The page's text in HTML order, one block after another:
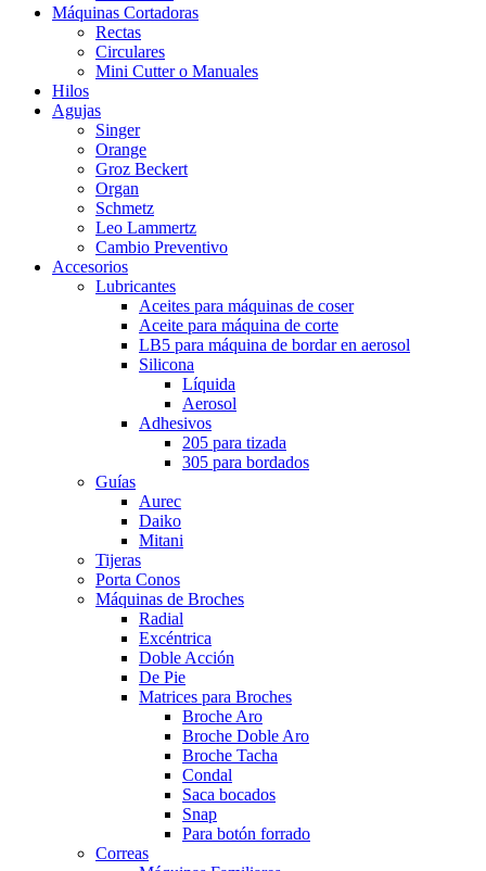
Máquinas Cortadoras
Rectas
Circulares
Mini Cutter o Manuales
Hilos
Agujas
Singer
Orange
Groz Beckert
Organ
Schmetz
Leo Lammertz
Cambio Preventivo
Accesorios
Lubricantes
Aceites para máquinas de coser
Aceite para máquina de corte
LB5 para máquina de bordar en aerosol
Silicona
Líquida
Aerosol
Adhesivos
205 para tizada
305 para bordados
Guías
Aurec
Daiko
Mitani
Tijeras
Porta Conos
Máquinas de Broches
Radial
Excéntrica
Doble Acción
De Pie
Matrices para Broches
Broche Aro
Broche Doble Aro
Broche Tacha
Condal
Saca bocados
Snap
Para botón forrado
Correas